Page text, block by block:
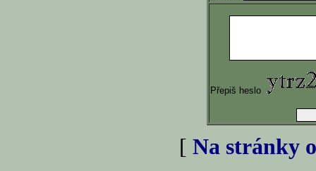
Přepiš heslo
[ Na stránky